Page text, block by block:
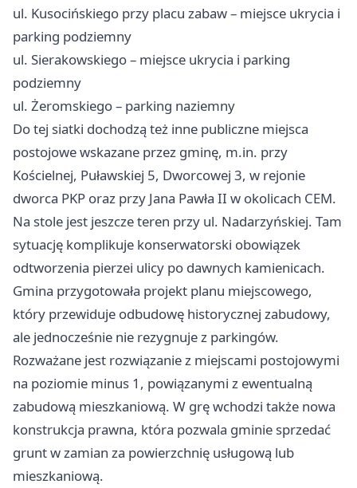
ul. Kusocińskiego przy placu zabaw – miejsce ukrycia i
parking podziemny
ul. Sierakowskiego – miejsce ukrycia i parking
podziemny
ul. Żeromskiego – parking naziemny
Do tej siatki dochodzą też inne publiczne miejsca
postojowe wskazane przez gminę, m.in. przy
Kościelnej, Puławskiej 5, Dworcowej 3, w rejonie
dworca PKP oraz przy Jana Pawła II w okolicach CEM.
Na stole jest jeszcze teren przy ul. Nadarzyńskiej. Tam
sytuację komplikuje konserwatorski obowiązek
odtworzenia pierzei ulicy po dawnych kamienicach.
Gmina przygotowała projekt planu miejscowego,
który przewiduje odbudowę historycznej zabudowy,
ale jednocześnie nie rezygnuje z parkingów.
Rozważane jest rozwiązanie z miejscami postojowymi
na poziomie minus 1, powiązanymi z ewentualną
zabudową mieszkaniową. W grę wchodzi także nowa
konstrukcja prawna, która pozwala gminie sprzedać
grunt w zamian za powierzchnię usługową lub
mieszkaniową.